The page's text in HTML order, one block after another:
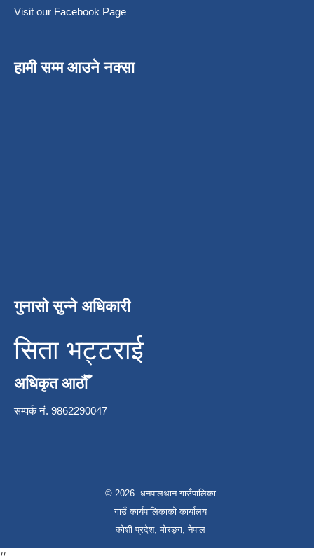
Visit our Facebook Page
हामी सम्म आउने नक्सा
गुनासो सुन्ने अधिकारी
सिता भट्टराई
अधिकृत आठौँ
सम्पर्क नं. 9862290047
© 2026 धनपालथान गाउँपालिका
गाउँ कार्यपालिकाको कार्यालय
कोशी प्रदेश, मोरङ्ग, नेपाल